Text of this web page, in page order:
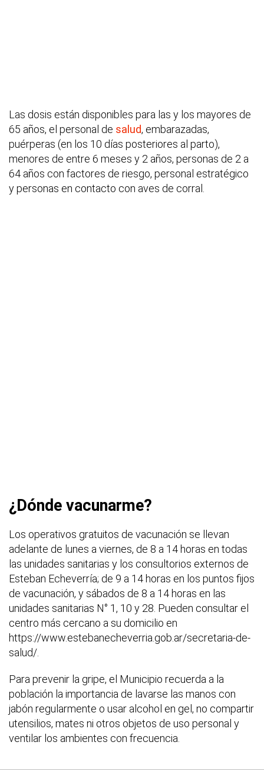
Las dosis están disponibles para las y los mayores de
65 años, el personal de salud, embarazadas,
puérperas (en los 10 días posteriores al parto),
menores de entre 6 meses y 2 años, personas de 2 a
64 años con factores de riesgo, personal estratégico
y personas en contacto con aves de corral.
¿Dónde vacunarme?
Los operativos gratuitos de vacunación se llevan
adelante de lunes a viernes, de 8 a 14 horas en todas
las unidades sanitarias y los consultorios externos de
Esteban Echeverría; de 9 a 14 horas en los puntos fijos
de vacunación, y sábados de 8 a 14 horas en las
unidades sanitarias N° 1, 10 y 28. Pueden consultar el
centro más cercano a su domicilio en
https://www.estebanecheverria.gob.ar/secretaria-de-
salud/.
Para prevenir la gripe, el Municipio recuerda a la
población la importancia de lavarse las manos con
jabón regularmente o usar alcohol en gel, no compartir
utensilios, mates ni otros objetos de uso personal y
ventilar los ambientes con frecuencia.